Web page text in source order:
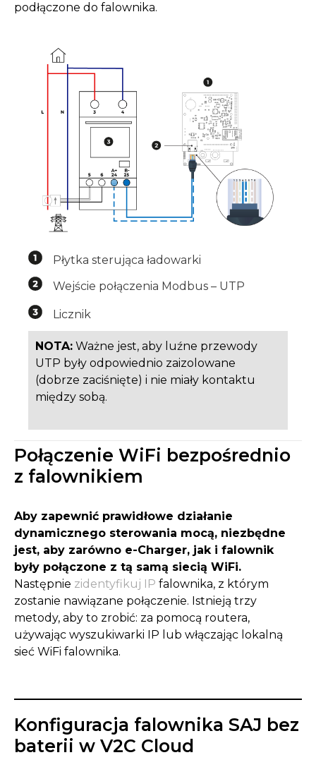
podłączone do falownika.
Płytka sterująca ładowarki
Wejście połączenia Modbus – UTP
Licznik
NOTA: Ważne jest, aby luźne przewody
UTP były odpowiednio zaizolowane
(dobrze zaciśnięte) i nie miały kontaktu
między sobą.
Połączenie WiFi bezpośrednio
z falownikiem
Aby zapewnić prawidłowe działanie
dynamicznego sterowania mocą, niezbędne
jest, aby zarówno e-Charger, jak i falownik
były połączone z tą samą siecią WiFi.
Następnie zidentyfikuj IP falownika, z którym
zostanie nawiązane połączenie. Istnieją trzy
metody, aby to zrobić: za pomocą routera,
używając wyszukiwarki IP lub włączając lokalną
sieć WiFi falownika.
Konfiguracja falownika SAJ bez
baterii w V2C Cloud